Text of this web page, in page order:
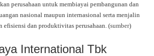
perusahaan untuk membiayai pembangunan dan
nasional maupun internasional serta menjalin
efisiensi dan produktivitas perusahaan. (sumber)
International Tbk